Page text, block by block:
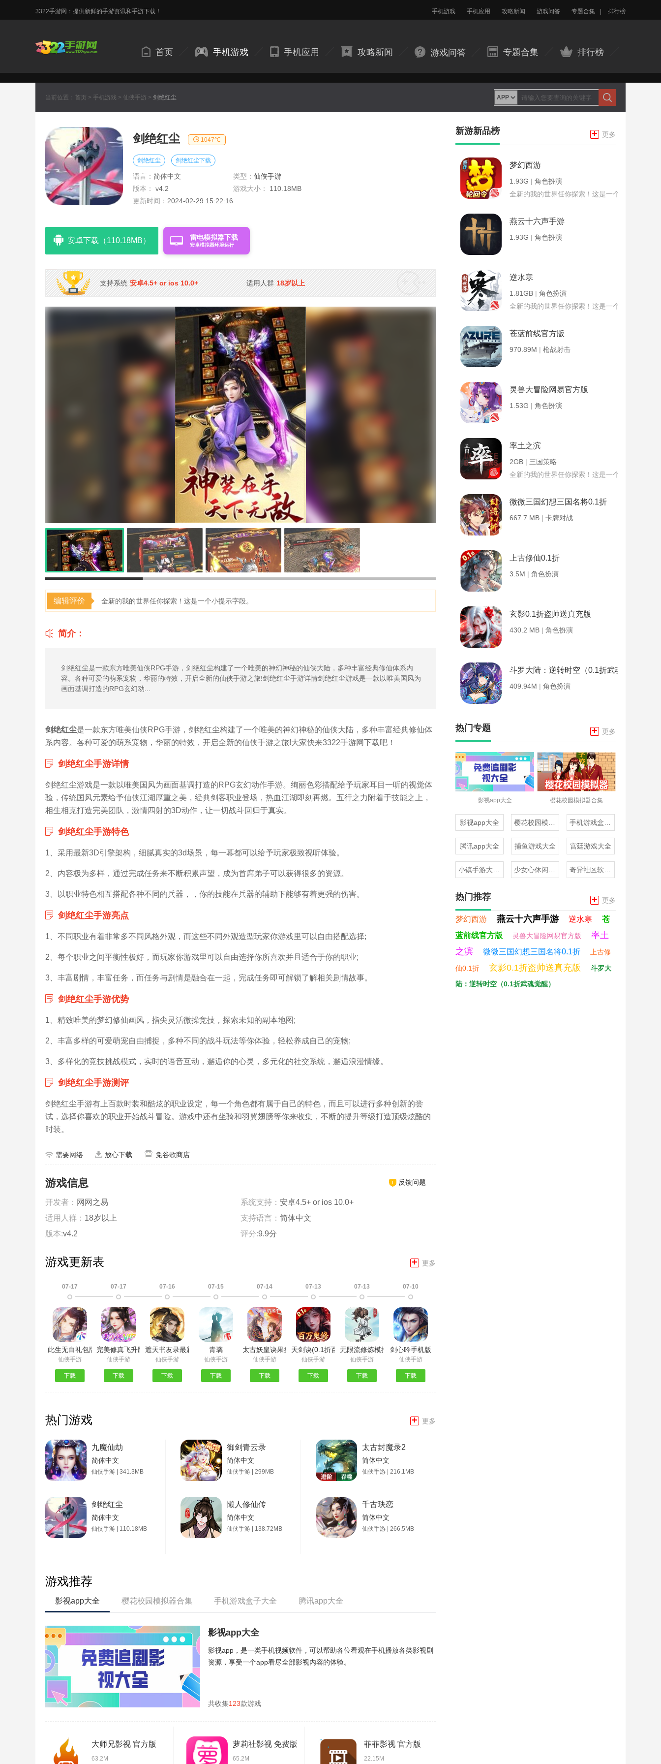
3322手游网：提供新鲜的手游资讯和手游下载！ 手机游戏 手机应用 攻略新闻 游戏问答 专题合集 排行榜
首页 手机游戏 手机应用 攻略新闻 游戏问答 专题合集 排行榜
当前位置： 首页 > 手机游戏 > 仙侠手游 > 剑绝红尘
剑绝红尘 1047℃
剑绝红尘 剑绝红尘下载
语言： 简体中文 类型： 仙侠手游
版本：
v4.2 游戏大小：
110.18MB
更新时间： 2024-02-29 15:22:16
安卓下载（110.18MB） 雷电模拟器下载
安卓模拟器环境运行
支持系统 安卓4.5+ or ios 10.0+ 适用人群 18岁以上
编辑评价 全新的我的世界任你探索！这是一个小提示字段。
简介：
剑绝红尘是一款东方唯美仙侠RPG手游，剑绝红尘构建了一个唯美的神幻神秘的仙侠大陆，多种丰富经典修仙体系内
容。各种可爱的萌系宠物，华丽的特效，开启全新的仙侠手游之旅!剑绝红尘手游详情剑绝红尘游戏是一款以唯美国风为
画面基调打造的RPG玄幻动...
剑绝红尘是一款东方唯美仙侠RPG手游，剑绝红尘构建了一个唯美的神幻神秘的仙侠大陆，多种丰富经典修仙体
系内容。各种可爱的萌系宠物，华丽的特效，开启全新的仙侠手游之旅!大家快来3322手游网下载吧！
剑绝红尘手游详情
剑绝红尘游戏是一款以唯美国风为画面基调打造的RPG玄幻动作手游。绚丽色彩搭配给予玩家耳目一听的视觉体
验，传统国风元素给予仙侠江湖厚重之美，经典剑客职业登场，热血江湖即刻再燃。五行之力附着于技能之上，
相生相克打造完美团队，激情四射的3D动作，让一切战斗回归于真实。
剑绝红尘手游特色
1、采用最新3D引擎架构，细腻真实的3d场景，每一幕都可以给予玩家极致视听体验。
2、内容极为多样，通过完成任务来不断积累声望，成为首席弟子可以获得很多的资源。
3、以职业特色相互搭配各种不同的兵器，，你的技能在兵器的辅助下能够有着更强的伤害。
剑绝红尘手游亮点
1、不同职业有着非常多不同风格外观，而这些不同外观造型玩家你游戏里可以自由搭配选择;
2、每个职业之间平衡性极好，而玩家你游戏里可以自由选择你所喜欢并且适合于你的职业;
3、丰富剧情，丰富任务，而任务与剧情是融合在一起，完成任务即可解锁了解相关剧情故事。
剑绝红尘手游优势
1、精致唯美的梦幻修仙画风，指尖灵活微操竞技，探索未知的副本地图;
2、丰富多样的可爱萌宠自由捕捉，多种不同的战斗玩法等你体验，轻松养成自己的宠物;
3、多样化的竞技挑战模式，实时的语音互动，邂逅你的心灵，多元化的社交系统，邂逅浪漫情缘。
剑绝红尘手游测评
剑绝红尘手游有上百款时装和酷炫的职业设定，每一个角色都有属于自己的特色，而且可以进行多种创新的尝
试，选择你喜欢的职业开始战斗冒险。游戏中还有坐骑和羽翼翅膀等你来收集，不断的提升等级打造顶级炫酷的
时装。
需要网络 放心下载 免谷歌商店
游戏信息 反馈问题
开发者： 网网之易 系统支持： 安卓4.5+ or ios 10.0+
适用人群： 18岁以上 支持语言： 简体中文
版本:v4.2 评分:9.9分
游戏更新表 + 更多
07-17
此生无白礼包版
仙侠手游
下载
07-17
完美修真飞升版
仙侠手游
下载
07-16
遮天书友录最新版
仙侠手游
下载
07-15
青璃
仙侠手游
下载
07-14
太古妖皇诀果盘版
仙侠手游
下载
07-13
天剑诀(0.1折百万真充鬼修)
仙侠手游
下载
07-13
无限流修炼模拟器
仙侠手游
下载
07-10
剑心吟手机版
仙侠手游
下载
热门游戏 + 更多
九魔仙劫
简体中文
仙侠手游 | 341.3MB
御剑青云录
简体中文
仙侠手游 | 299MB
太古封魔录2
简体中文
仙侠手游 | 216.1MB
剑绝红尘
简体中文
仙侠手游 | 110.18MB
懒人修仙传
简体中文
仙侠手游 | 138.72MB
千古玦恋
简体中文
仙侠手游 | 266.5MB
游戏推荐
影视app大全 樱花校园模拟器合集 手机游戏盒子大全 腾讯app大全
影视app大全
影视app，是一类手机视频软件，可以帮助各位看观在手机播放各类影视剧
资源，享受一个app看尽全部影视内容的体验。
共收集123款游戏
大师兄影视 官方版
63.2M
萝莉社影视 免费版
65.2M
菲菲影视 官方版
22.15M
新游新品榜 + 更多
梦幻西游
1.93G | 角色扮演
全新的我的世界任你探索！这是一个小提示字段。
燕云十六声手游
1.93G | 角色扮演
逆水寒
1.81GB | 角色扮演
全新的我的世界任你探索！这是一个小提示字段。
苍蓝前线官方版
970.89M | 枪战射击
灵兽大冒险网易官方版
1.53G | 角色扮演
率土之滨
2GB | 三国策略
全新的我的世界任你探索！这是一个小提示字段。
微微三国幻想三国名将0.1折
667.7 MB | 卡牌对战
上古修仙0.1折
3.5M | 角色扮演
玄影0.1折盗帅送真充版
430.2 MB | 角色扮演
斗罗大陆：逆转时空（0.1折武魂觉醒）
409.94M | 角色扮演
热门专题 + 更多
影视app大全 樱花校园模拟器合集
影视app大全
腾讯app大全 捕鱼游戏大全 宫廷游戏大全
热门推荐 + 更多
梦幻西游 燕云十六声手游 逆水寒
苍
蓝前线官方版
灵兽大冒险网易官方版
率土
之滨
微微三国幻想三国名将0.1折 上古修
仙0.1折 玄影0.1折盗帅送真充版
斗罗大
陆：逆转时空（0.1折武魂觉醒）